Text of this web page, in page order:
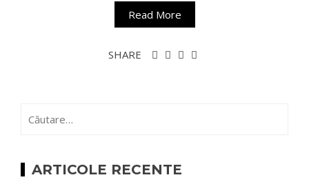
Read More
SHARE
după:
ARTICOLE RECENTE